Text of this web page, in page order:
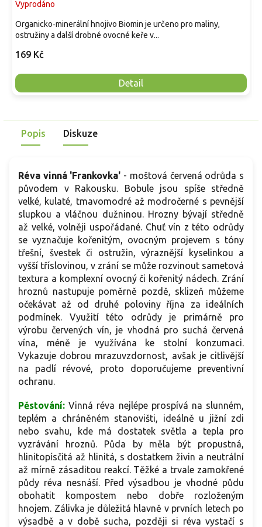
Vyprodáno
169 Kč
Detail
Organicko‑minerální hnojivo Biomin je určeno pro maliny,
ostružiny a další drobné ovocné keře v...
Popis Diskuze
Réva vinná 'Frankovka' - moštová červená odrůda s
původem v Rakousku. Bobule jsou spíše středně
velké, kulaté, tmavomodré až modročerné s pevnější
slupkou a vláčnou dužninou. Hrozny bývají středně
až velké, volněji uspořádané. Chuť vín z této odrůdy
se vyznačuje kořenitým, ovocným projevem s tóny
třešní, švestek či ostružin, výraznější kyselinkou a
vyšší tříslovinou, v zrání se může rozvinout sametová
textura a komplexní ovocný či kořenitý nádech. Zrání
hroznů nastupuje poměrně pozdě, sklizeň můžeme
očekávat až od druhé poloviny října za ideálních
podmínek. Využití této odrůdy je primárně pro
výrobu červených vín, je vhodná pro suchá červená
vína, méně je využívána ke stolní konzumaci.
Vykazuje dobrou mrazuvzdornost, avšak je citlivější
na padlí révové, proto doporučujeme preventivní
ochranu.
Pěstování:Vinná réva nejlépe prospívá na slunném,
teplém a chráněném stanovišti, ideálně u jižní zdi
nebo svahu, kde má dostatek světla a tepla pro
vyzrávání hroznů. Půda by měla být propustná,
hlinitopísčitá až hlinitá, s dostatkem živin a neutrální
až mírně zásaditou reakcí. Těžké a trvale zamokřené
půdy réva nesnáší. Před výsadbou je vhodné půdu
obohatit kompostem nebo dobře rozloženým
hnojem. Zálivka je důležitá hlavně v prvních letech po
výsadbě a v době sucha, později si réva vystačí s